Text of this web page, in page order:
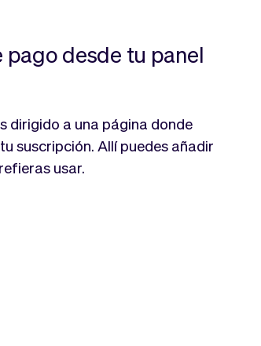
desde tu panel
dirigido a una página donde
suscripción. Allí puedes añadir
usar.